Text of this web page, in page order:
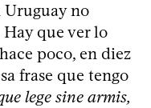
Uruguay no
Hay que ver lo
poco, en diez
frase que tengo
lege sine armis,